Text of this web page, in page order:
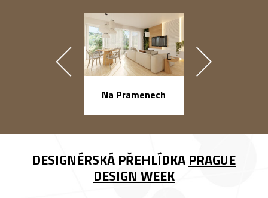
Na Pramenech
DESIGNÉRSKÁ PŘEHLÍDKA PRAGUE
DESIGN WEEK